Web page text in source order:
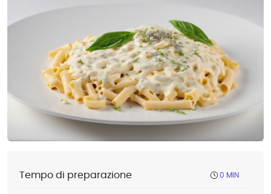
Tempo di preparazione 0 MIN